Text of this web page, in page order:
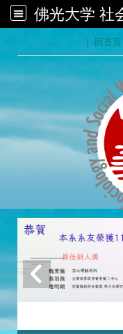
佛光大学 社
| 回首页